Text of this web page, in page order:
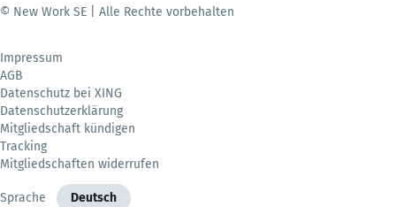
© New Work SE | Alle Rechte vorbehalten
Impressum
AGB
Datenschutz bei XING
Datenschutzerklärung
Mitgliedschaft kündigen
Tracking
Mitgliedschaften widerrufen
Sprache Deutsch